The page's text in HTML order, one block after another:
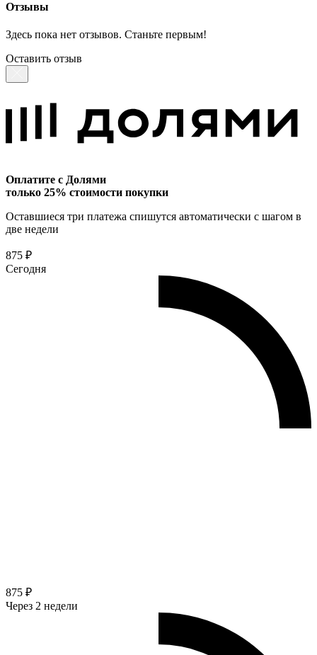
Отзывы
Здесь пока нет отзывов. Станьте первым!
Оставить отзыв
Оплатите с Долями
только 25% стоимости покупки
Оставшиеся три платежа спишутся автоматически с шагом в
две недели
875 ₽
Сегодня
875 ₽
Через 2 недели